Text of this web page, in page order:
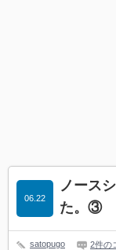
ノース
た。③
06.22
satopugo 2件の